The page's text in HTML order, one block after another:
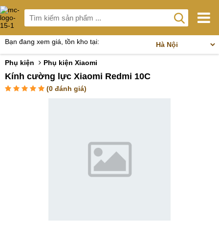
Bạn đang xem giá, tồn kho tại:
Phụ kiện Phụ kiện Xiaomi
Kính cường lực Xiaomi Redmi 10C
(0 đánh giá)